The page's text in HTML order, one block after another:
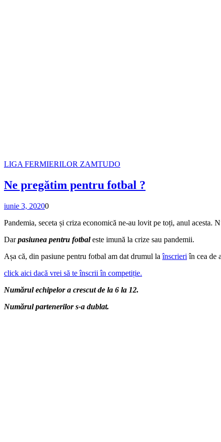
LIGA FERMIERILOR ZAMTUDO
Ne pregătim pentru fotbal ?
iunie 3, 20200
Pandemia, seceta și criza economică ne-au lovit pe toți, anul acesta.
Darpasiunea pentru fotbaleste imună la crize sau pandemii.
Așa că, din pasiune pentru fotbal am dat drumul laînscrieri în cea de
click aici dacă vrei să te înscrii în competiție.
Numărul echipelor a crescut de la 6 la 12.
Numărul partenerilor s-a dublat.